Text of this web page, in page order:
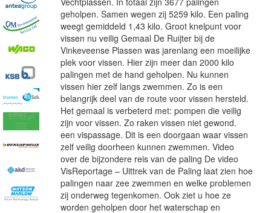
geholpen. Samen wegen zij 5259 kilo. Een paling
weegt gemiddeld 1,43 kilo. Groot knelpunt voor
vissen nu veilig Gemaal De Ruijter bij de
Vinkeveense Plassen was jarenlang een moeilijke
plek voor vissen. Hier zijn meer dan 2000 kilo
palingen met de hand geholpen. Nu kunnen
vissen hier zelf langs zwemmen. Zo is een
belangrijk deel van de route voor vissen hersteld.
Het gemaal is verbeterd met: pompen die veilig
zijn voor vissen. Zo raken vissen niet gewond.
een vispassage. Dit is een doorgaan waar vissen
zelf veilig doorheen kunnen zwemmen. Video
over de bijzondere reis van de paling De video
VisReportage – Uittrek van de Paling laat zien hoe
palingen naar zee zwemmen en welke problemen
zij onderweg tegenkomen. Ook ziet u hoe ze
worden geholpen door het waterschap en